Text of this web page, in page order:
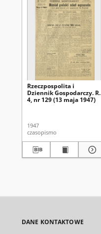
Rzeczpospolita i
Dziennik Gospodarczy. R.
4, nr 129 (13 maja 1947)
1947
czasopismo
DANE KONTAKTOWE